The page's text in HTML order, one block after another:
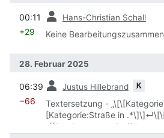
00:11 Hans-Christian Schall
+29 Keine
28. Februar 2025
06:39 Justus Hillebrand K
−66
Textersetzung -
[Kategorie:Straße in
„{{Straßenkategorien}}“